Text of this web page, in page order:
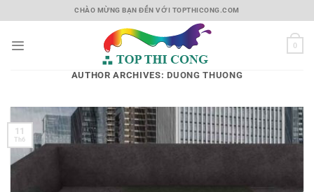
to
CHÀO MỪNG BẠN ĐẾN VỚI TOPTHICONG.COM
0
AUTHOR ARCHIVES:DUONG THUONG
11
Th6